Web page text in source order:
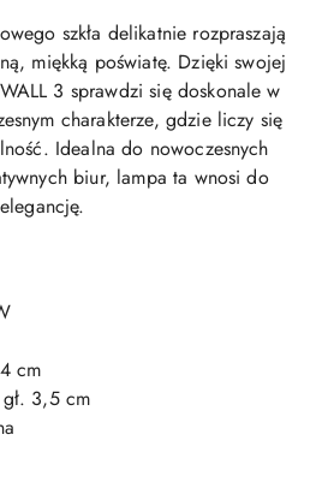
szkła delikatnie rozpraszają
miękką poświatę. Dzięki swojej
3 sprawdzi się doskonale w
charakterze, gdzie liczy się
Idealna do nowoczesnych
biur, lampa ta wnosi do
cm
3,5 cm